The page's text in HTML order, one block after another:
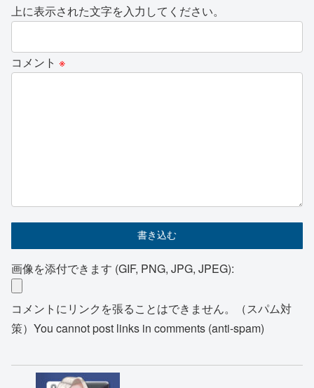
上に表示された文字を入力してください。
コメント ※
画像を添付できます (GIF, PNG, JPG, JPEG):
コメントにリンクを張ることはできません。（スパム対
策）You cannot post links in comments (anti-spam)